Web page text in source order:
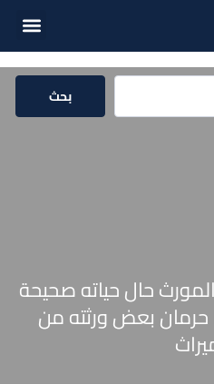
بحث
حال حياته صحيحة
حرمان بعض ورثته من